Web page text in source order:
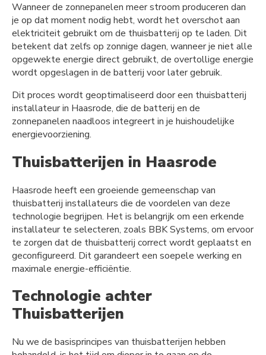
Wanneer de zonnepanelen meer stroom produceren dan
je op dat moment nodig hebt, wordt het overschot aan
elektriciteit gebruikt om de thuisbatterij op te laden. Dit
betekent dat zelfs op zonnige dagen, wanneer je niet alle
opgewekte energie direct gebruikt, de overtollige energie
wordt opgeslagen in de batterij voor later gebruik.
Dit proces wordt geoptimaliseerd door een thuisbatterij
installateur in Haasrode, die de batterij en de
zonnepanelen naadloos integreert in je huishoudelijke
energievoorziening.
Thuisbatterijen in Haasrode
Haasrode heeft een groeiende gemeenschap van
thuisbatterij installateurs die de voordelen van deze
technologie begrijpen. Het is belangrijk om een erkende
installateur te selecteren, zoals BBK Systems, om ervoor
te zorgen dat de thuisbatterij correct wordt geplaatst en
geconfigureerd. Dit garandeert een soepele werking en
maximale energie-efficiëntie.
Technologie achter
Thuisbatterijen
Nu we de basisprincipes van thuisbatterijen hebben